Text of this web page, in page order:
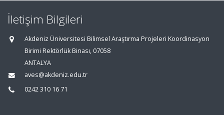
İletişim Bilgileri
Akdeniz Üniversitesi Bilimsel Araştırma Projeleri Koordinasyon
Birimi Rektörlük Binası, 07058
ANTALYA
aves@akdeniz.edu.tr
0242 310 16 71